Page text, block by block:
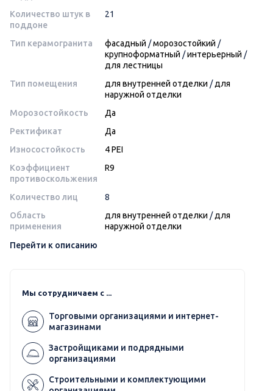
Количество штук в
поддоне
21
Тип керамогранита фасадный /морозостойкий /
крупноформатный /интерьерный /
для лестницы
Тип помещения
для внутренней отделки /для
наружной отделки
Морозостойкость
Да
Ректификат
Да
Износостойкость
4 PEI
Коэффициент
противоскольжения
R9
Количество лиц
8
Область
применения
для внутренней отделки /для
наружной отделки
Перейти к описанию
Мы сотрудничаем с ...
Торговыми организациями и интернет-
магазинами
Застройщиками и подрядными
организациями
Строительными и комплектующими